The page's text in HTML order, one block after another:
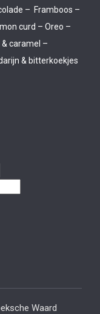
– Framboos –
curd – Oreo –
caramel –
& bitterkoekjes
Waard